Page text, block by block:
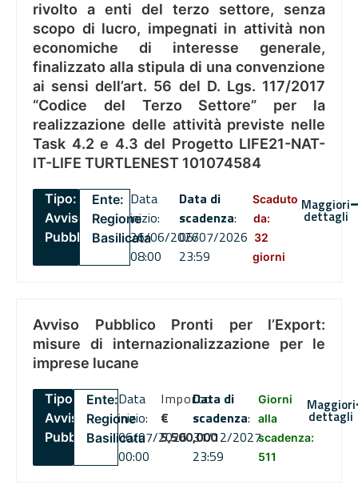
rivolto a enti del terzo settore, senza
scopo di lucro, impegnati in attività non
economiche di interesse generale,
finalizzato alla stipula di una convenzione
ai sensi dell’art. 56 del D. Lgs. 117/2017
“Codice del Terzo Settore” per la
realizzazione delle attività previste nelle
Task 4.2 e 4.3 del Progetto LIFE21-NAT-
IT-LIFE TURTLENEST 101074584
Tipo:
Avviso
Pubblico
Ente:
Regione
Basilicata
Data
inizio:
26/06/2026
08:00
Data di
scadenza:
06/07/2026
23:59
Scaduto
da:
32
giorni
Maggiori
dettagli
Avviso Pubblico Pronti per l’Export:
misure di internazionalizzazione per le
imprese lucane
Tipo:
Avviso
Pubblico
Ente:
Regione
Basilicata
Data
inizio:
06/07/2026
00:00
Importo
€
5,500,000
Data di
scadenza:
31/12/2027
23:59
Giorni
alla
scadenza:
511
Maggiori
dettagli